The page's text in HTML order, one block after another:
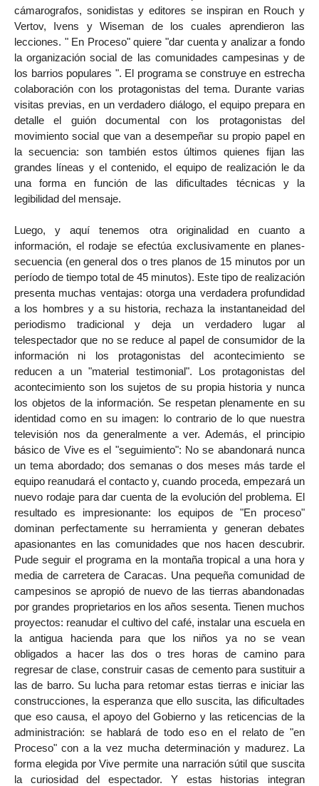
cámarografos, sonidistas y editores se inspiran en Rouch y
Vertov, Ivens y Wiseman de los cuales aprendieron las
lecciones. " En Proceso" quiere "dar cuenta y analizar a fondo
la organización social de las comunidades campesinas y de
los barrios populares ". El programa se construye en estrecha
colaboración con los protagonistas del tema. Durante varias
visitas previas, en un verdadero diálogo, el equipo prepara en
detalle el guión documental con los protagonistas del
movimiento social que van a desempeñar su propio papel en
la secuencia: son también estos últimos quienes fijan las
grandes líneas y el contenido, el equipo de realización le da
una forma en función de las dificultades técnicas y la
legibilidad del mensaje.
Luego, y aquí tenemos otra originalidad en cuanto a
información, el rodaje se efectúa exclusivamente en planes-
secuencia (en general dos o tres planos de 15 minutos por un
período de tiempo total de 45 minutos). Este tipo de realización
presenta muchas ventajas: otorga una verdadera profundidad
a los hombres y a su historia, rechaza la instantaneidad del
periodismo tradicional y deja un verdadero lugar al
telespectador que no se reduce al papel de consumidor de la
información ni los protagonistas del acontecimiento se
reducen a un "material testimonial". Los protagonistas del
acontecimiento son los sujetos de su propia historia y nunca
los objetos de la información. Se respetan plenamente en su
identidad como en su imagen: lo contrario de lo que nuestra
televisión nos da generalmente a ver. Además, el principio
básico de Vive es el "seguimiento": No se abandonará nunca
un tema abordado; dos semanas o dos meses más tarde el
equipo reanudará el contacto y, cuando proceda, empezará un
nuevo rodaje para dar cuenta de la evolución del problema. El
resultado es impresionante: los equipos de "En proceso"
dominan perfectamente su herramienta y generan debates
apasionantes en las comunidades que nos hacen descubrir.
Pude seguir el programa en la montaña tropical a una hora y
media de carretera de Caracas. Una pequeña comunidad de
campesinos se apropió de nuevo de las tierras abandonadas
por grandes proprietarios en los años sesenta. Tienen muchos
proyectos: reanudar el cultivo del café, instalar una escuela en
la antigua hacienda para que los niños ya no se vean
obligados a hacer las dos o tres horas de camino para
regresar de clase, construir casas de cemento para sustituir a
las de barro. Su lucha para retomar estas tierras e iniciar las
construcciones, la esperanza que ello suscita, las dificultades
que eso causa, el apoyo del Gobierno y las reticencias de la
administración: se hablará de todo eso en el relato de "en
Proceso" con a la vez mucha determinación y madurez. La
forma elegida por Vive permite una narración sútil que suscita
la curiosidad del espectador. Y estas historias integran